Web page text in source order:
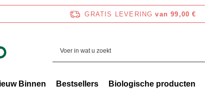
GRATIS LEVERING van 99,00 €
Binnen Bestsellers Biologische producten